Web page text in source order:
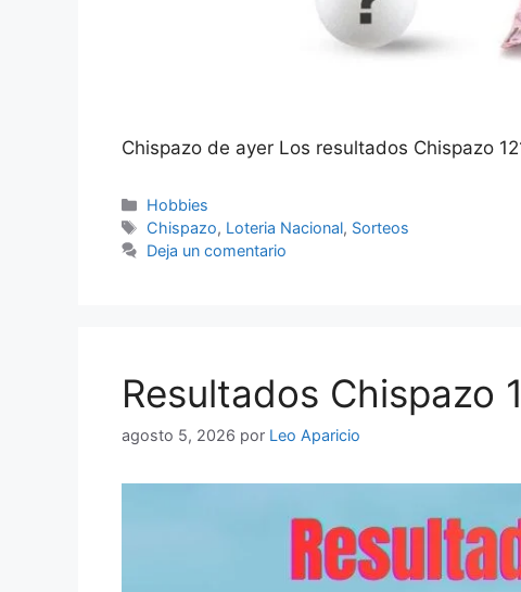
Chispazo de ayer Los resultados Chispazo
Categorías
Hobbies
Etiquetas
Chispazo, Loteria Nacional, Sorteos
Deja un comentario
Resultados Chispazo
agosto 5, 2026 por Leo Aparicio